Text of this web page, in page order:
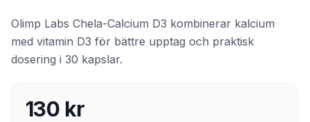
Olimp Labs Chela-Calcium D3 kombinerar kalcium
med vitamin D3 för bättre upptag och praktisk
dosering i 30 kapslar.
130 kr